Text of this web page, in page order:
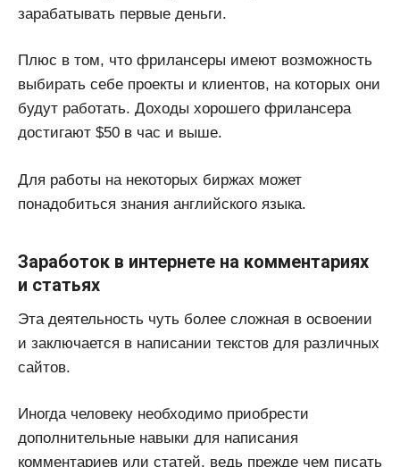
зарабатывать первые деньги.
Плюс в том, что фрилансеры имеют возможность
выбирать себе проекты и клиентов, на которых они
будут работать. Доходы хорошего фрилансера
достигают $50 в час и выше.
Для работы на некоторых биржах может
понадобиться знания английского языка.
Заработок в интернете на комментариях
и статьях
Эта деятельность чуть более сложная в освоении
и заключается в написании текстов для различных
сайтов.
Иногда человеку необходимо приобрести
дополнительные навыки для написания
комментариев или статей, ведь прежде чем писать